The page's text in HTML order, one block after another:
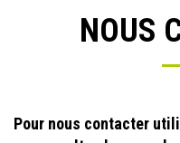
NOUS
Pour nous contacter